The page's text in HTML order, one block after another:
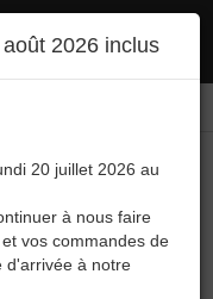
Accepter
2026 inclus
20 juillet 2026 au
à nous faire
vos commandes de
d'arrivée à notre